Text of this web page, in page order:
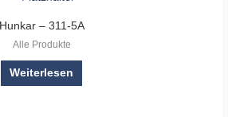
Hunkar – 311-5A
Alle Produkte
Weiterlesen